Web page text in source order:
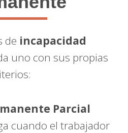
de incapacidad
uno con sus propias
Parcial
cuando el trabajador